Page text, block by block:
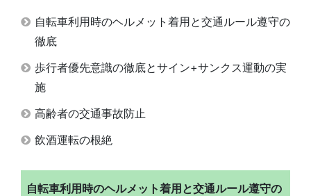
自転車利用時のヘルメット着用と交通ルール遵守の
徹底
歩行者優先意識の徹底とサイン+サンクス運動の実
施
高齢者の交通事故防止
飲酒運転の根絶
自転車利用時のヘルメット着用と交通ルール遵守の